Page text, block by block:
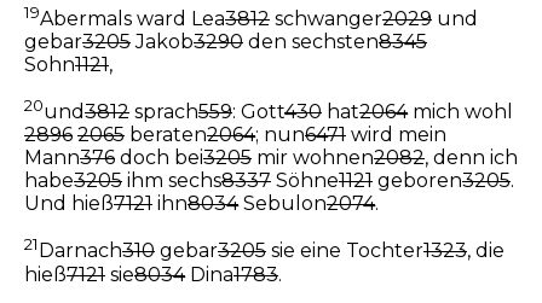
19Abermals ward Lea3812 schwanger2029 und
gebar3205Jakob3290 den sechsten8345
Sohn1121,
20und3812 sprach559: Gott430 hat2064mich wohl
2896 2065 beraten2064; nun6471 wird mein
Mann376 doch bei3205 mir wohnen2082, denn ich
habe3205 ihm sechs8337 Söhne1121 geboren3205.
Und hieß7121 ihn8034Sebulon2074.
21 Darnach310 gebar3205 sie eine Tochter1323, die
hieß7121 sie8034Dina1783.